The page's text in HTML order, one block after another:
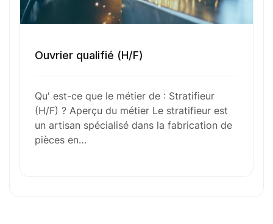
Sélectionner une agence Oxygène Intérim/ BTT
Glisser & déposer les fichiers ici
ou
Ouvrier qualifié (H/F)
Qu' est-ce que le métier de : Stratifieur
(H/F) ? Aperçu du métier Le stratifieur est
un artisan spécialisé dans la fabrication de
pièces en…